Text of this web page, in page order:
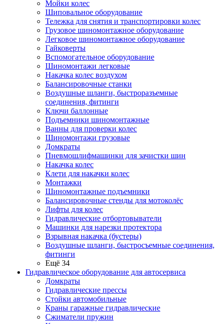
Мойки колес
Шиповальное оборудование
Тележка для снятия и транспортировки колес
Грузовое шиномонтажное оборудование
Легковое шиномонтажное оборудование
Гайковерты
Вспомогательное оборудование
Шиномонтажи легковые
Накачка колес воздухом
Балансировочные станки
Воздушные шланги, быстроразъемные
соединения, фитинги
Ключи баллонные
Подъемники шиномонтажные
Ванны для проверки колес
Шиномонтажи грузовые
Домкраты
Пневмошлифмашинки для зачистки шин
Накачка колес
Клети для накачки колес
Монтажки
Шиномонтажные подъемники
Балансировочные стенды для мотоколёс
Лифты для колес
Гидравлические отбортовыватели
Машинки для нарезки протектора
Взрывная накачка (бустеры)
Воздушные шланги, быстросъемные соединения,
фитинги
Ещё 34
Гидравлическое оборудование для автосервиса
Домкраты
Гидравлические прессы
Стойки автомобильные
Краны гаражные гидравлические
Сжиматели пружин